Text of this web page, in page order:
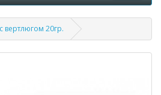
вертлюгом 20гр.